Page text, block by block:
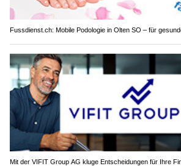
Fussdienst.ch: Mobile Podologie in Olten SO – für
Mit der VIFIT Group AG kluge Entscheidungen für Ihre